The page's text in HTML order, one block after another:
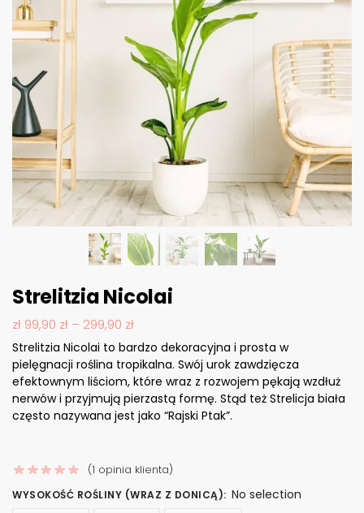
Strelitzia Nicolai
zł 99,90 zł – 299,90 zł
Strelitzia Nicolai to bardzo dekoracyjna i prosta w
pielęgnacji roślina tropikalna. Swój urok zawdzięcza
efektownym liściom, które wraz z rozwojem pękają wzdłuż
nerwów i przyjmują pierzastą formę. Stąd też Strelicja biała
często nazywana jest jako “Rajski Ptak”.
(1 opinia klienta)
WYSOKOŚĆ ROŚLINY (WRAZ Z DONICĄ): No selection